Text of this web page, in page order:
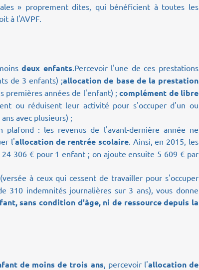
» proprement dites, qui bénéficient à toutes les
à l'AVPF.
deux enfants Percevoir l'une de ces prestations
de 3 enfants) ;allocation de base de la prestation
premières années de l'enfant) ; complément de libre
ou réduisent leur activité pour s'occuper d'un ou
avec plusieurs) ;
plafond : les revenus de l'avant-dernière année ne
l'allocation de rentrée scolaire . Ainsi, en 2015, les
306 € pour 1 enfant ; on ajoute ensuite 5 609 € par
à ceux qui cessent de travailler pour s'occuper
310 indemnités journalières sur 3 ans), vous donne
sans condition d'âge, ni de ressource depuis la
de moins de trois ans , percevoir l'allocation de